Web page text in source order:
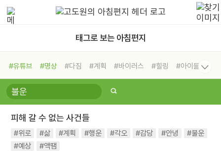
태그로 보는 아침편지
#유튜브 #명상 #다짐 #계획 #바이러스 #힐링
#아이들
#비전캠프
#독서캠프 #삶
#희망
#나눔 #친구 #링컨학교
#독서
#건강 #면역력
피해 갈 수 없는 사건들
#위로 #삶 #계획 #행운 #각오 #감당 #안녕
#불운
#예상
#액땜